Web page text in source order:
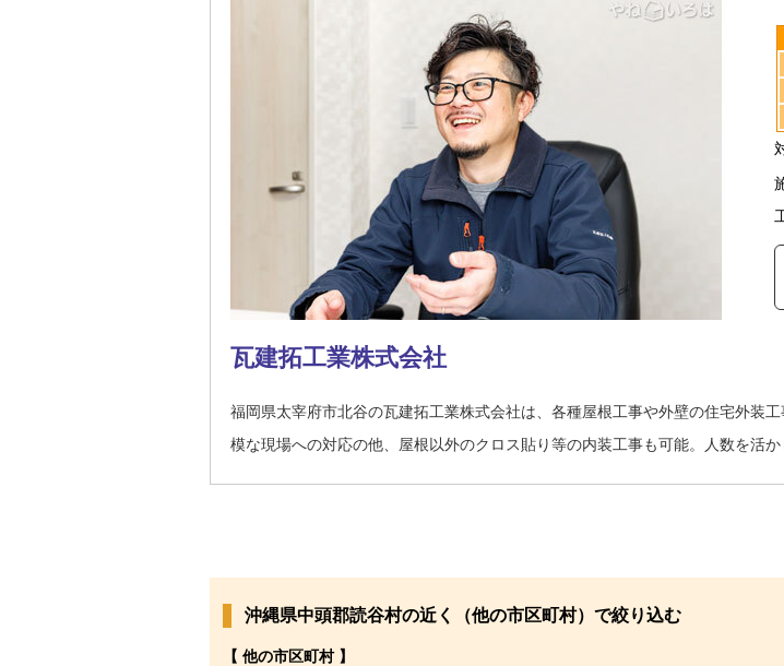
瓦建拓工業株式会社
福岡県太宰府市北谷の瓦建拓工業株式会社は、各種屋根工事や外壁の住宅外装
模な現場への対応の他、屋根以外のクロス貼り等の内装工事も可能。人数を活か
沖縄県中頭郡読谷村の近く（他の市区町村）で絞り込む
【 他の市区町村 】